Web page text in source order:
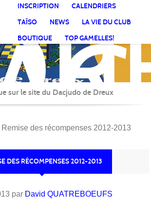
INSCRIPTION
CALENDRIERS
TAÏSO
NEWS
LA VIE DU CLUB
BOUTIQUE
TOP GAMELLES!
sur le site du Dacjudo de Dreux
Remise des récompenses 2012-2013
DES RÉCOMPENSES 2012-2013
par David QUATREBOEUFS
des cookies